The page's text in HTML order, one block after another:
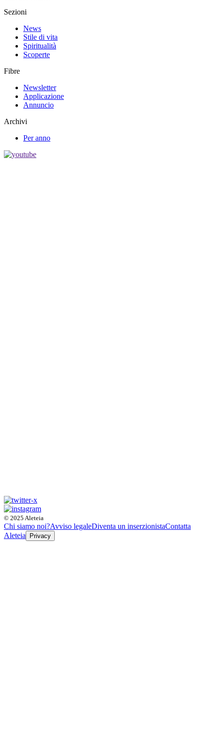
Sezioni
News
Stile di vita
Spiritualità
Scoperte
Fibre
Newsletter
Applicazione
Annuncio
Archivi
Per anno
© 2025 Aleteia
Chi siamo noi?Avviso legaleDiventa un inserzionistaContatta
Aleteia
Privacy